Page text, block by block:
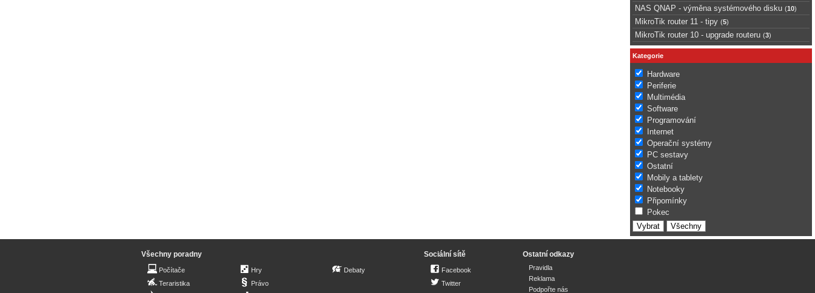
NAS QNAP - výměna systémového disku (10)
MikroTik router 11 - tipy (5)
MikroTik router 10 - upgrade routeru (3)
Kategorie
Hardware
Periferie
Multimédia
Software
Programování
Internet
Operační systémy
PC sestavy
Ostatní
Mobily a tablety
Notebooky
Připomínky
Pokec
Všechny poradny
Počítače
Teraristika
Hry
Právo
Debaty
Sociální sítě
Facebook
Twitter
Ostatní odkazy
Pravidla
Reklama
Podpořte nás